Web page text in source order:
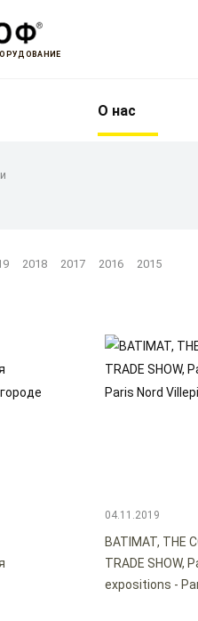
О нас
2018 2017 2016 2015
04.11.2019
BATIMAT, THE
TRADE SHOW,
expositions -